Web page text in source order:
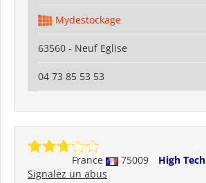
Mydestockage
63560 - Neuf Eglise
04 73 85 53 53
France 75009
High Tech
Signalez un abus